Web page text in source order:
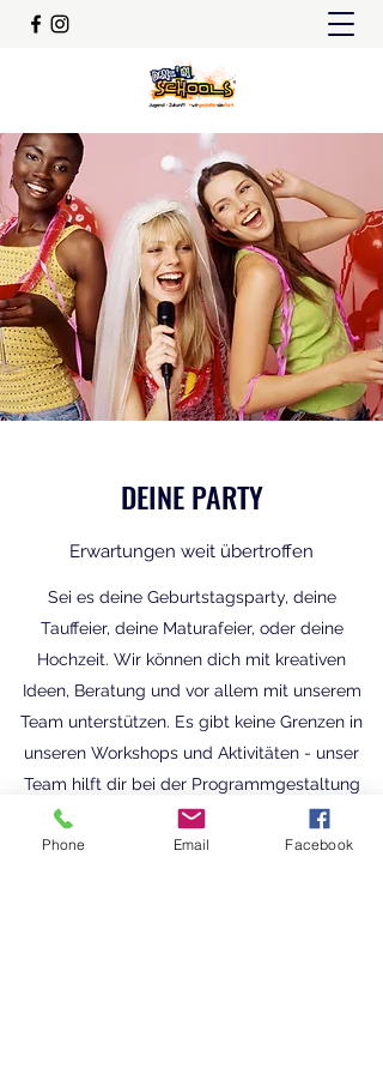
DEINE PARTY
Erwartungen weit übertroffen
Sei es deine Geburtstagsparty, deine
Tauffeier, deine Maturafeier, oder deine
Hochzeit. Wir können dich mit kreativen
Ideen, Beratung und vor allem mit unserem
Team unterstützen. Es gibt keine Grenzen in
unseren Workshops und Aktivitäten - unser
Team hilft dir bei der Programmgestaltung
und stellt sicher, dass deine Party
unvergesslich wird. Vergiss nicht, dass du
Phone Email Facebook